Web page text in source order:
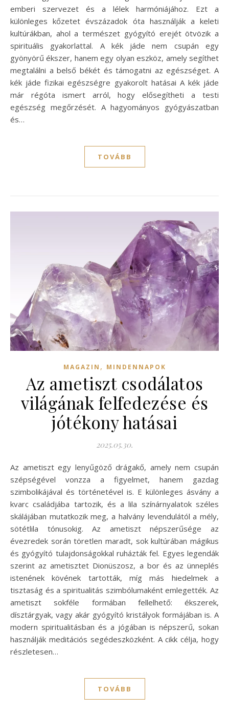
emberi szervezet és a lélek harmóniájához. Ezt a
különleges kőzetet évszázadok óta használják a keleti
kultúrákban, ahol a természet gyógyító erejét ötvözik a
spirituális gyakorlattal. A kék jáde nem csupán egy
gyönyörű ékszer, hanem egy olyan eszköz, amely segíthet
megtalálni a belső békét és támogatni az egészséget. A
kék jáde fizikai egészségre gyakorolt hatásai A kék jáde
már régóta ismert arról, hogy elősegítheti a testi
egészség megőrzését. A hagyományos gyógyászatban
és…
TOVÁBB
MAGAZIN , MINDENNAPOK
Az ametiszt csodálatos
világának felfedezése és
jótékony hatásai
2025.05.30.
Az ametiszt egy lenyűgöző drágakő, amely nem csupán
szépségével vonzza a figyelmet, hanem gazdag
szimbolikájával és történetével is. E különleges ásvány a
kvarc családjába tartozik, és a lila színárnyalatok széles
skálájában mutatkozik meg, a halvány levendulától a mély,
sötétlila tónusokig. Az ametiszt népszerűsége az
évezredek során töretlen maradt, sok kultúrában mágikus
és gyógyító tulajdonságokkal ruházták fel. Egyes legendák
szerint az ametisztet Dionüszosz, a bor és az ünneplés
istenének kövének tartották, míg más hiedelmek a
tisztaság és a spiritualitás szimbólumaként emlegették. Az
ametiszt sokféle formában fellelhető: ékszerek,
dísztárgyak, vagy akár gyógyító kristályok formájában is. A
modern spiritualitásban és a jógában is népszerű, sokan
használják meditációs segédeszközként. A cikk célja, hogy
részletesen…
TOVÁBB